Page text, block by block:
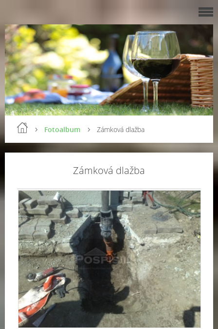
Fotoalbum Zámková dlažba
Zámková dlažba